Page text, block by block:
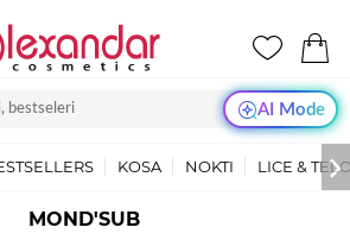
AI Mode
KOSA NOKTI LICE &
MOND'SUB